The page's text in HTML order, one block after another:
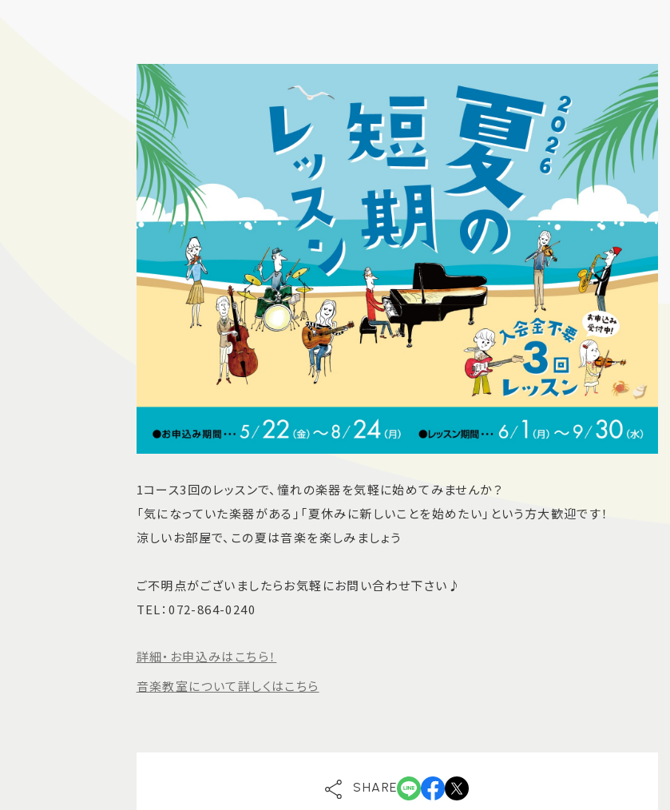
1コース3回のレッスンで、憧れの楽器を気軽に始めてみませんか？
「気になっていた楽器がある」「夏休みに新しいことを始めたい」という方大歓迎です！
涼しいお部屋で、この夏は音楽を楽しみましょう
ご不明点がございましたらお気軽にお問い合わせ下さい♪
TEL：072-864-0240
詳細・お申込みはこちら！
音楽教室について詳しくはこちら
SHARE